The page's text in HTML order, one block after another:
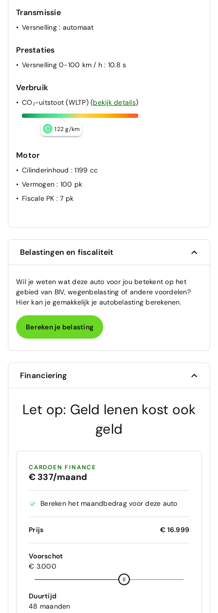
Transmissie
Versnelling : automaat
Prestaties
Versnelling 0-100 km / h: 10.8 s
Verbruik
CO₂-uitstoot (WLTP) (bekijk details)
C 122 g/km
Motor
Cilinderinhoud : 1199 cc
Vermogen: 100 pk
Fiscale PK : 7 pk
Belastingen en fiscaliteit
Wil je weten wat deze auto voor jou betekent op het
gebied van BIV, wegenbelasting of andere voordelen?
Hier kan je gemakkelijk je autobelasting berekenen.
Bereken je belasting
Financiering
Let op: Geld lenen kost ook
geld
CARDOEN FINANCE
€ 337/maand
Bereken het maandbedrag voor deze auto
Prijs € 16.999
Voorschot
€ 3.000
Duurtijd
48 maanden